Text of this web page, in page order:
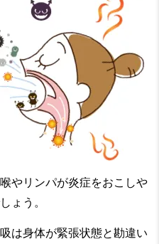
やリンパが炎症をおこしや
ょう。
は身体が緊張状態と勘違い